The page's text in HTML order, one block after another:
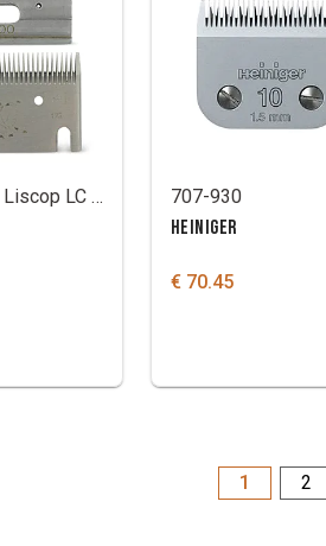
Messenset Liscop LC 122 1 MM 707-930
HEINIGER
€ 70.45
1 2